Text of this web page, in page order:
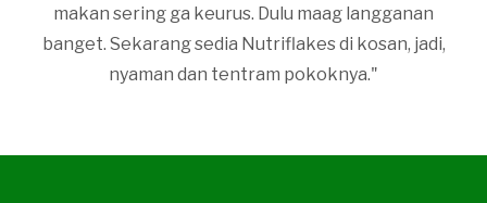
makan sering ga keurus. Dulu maag langganan
banget. Sekarang sedia Nutriflakes di kosan, jadi,
nyaman dan tentram pokoknya."